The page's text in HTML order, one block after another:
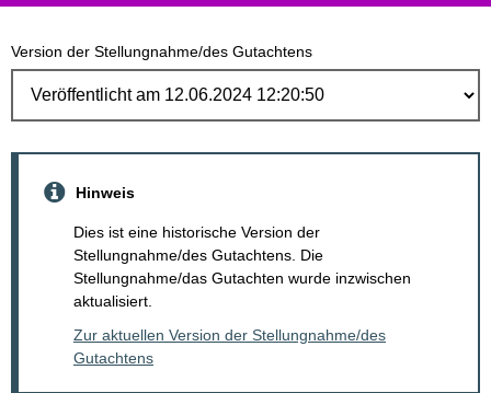
Version der Stellungnahme/des Gutachtens
Hinweis
Dies ist eine historische Version der
Stellungnahme/des Gutachtens. Die
Stellungnahme/das Gutachten wurde inzwischen
aktualisiert.
Zur aktuellen Version der Stellungnahme/des
Gutachtens